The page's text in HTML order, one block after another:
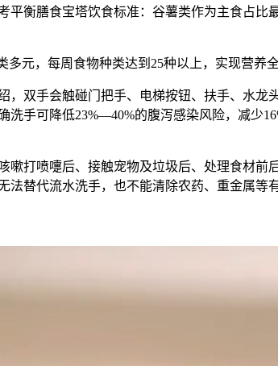
衡膳食宝塔饮食标准：谷薯类作为主食占
元，每周食物种类达到25种以上，实现营养全
手会触碰门把手、电梯按钮、扶手、水龙
手可降低23%—40%的腹泻感染风险，减少
喷嚏后、接触宠物及垃圾后、处理食材前
替代流水洗手，也不能清除农药、重金属等